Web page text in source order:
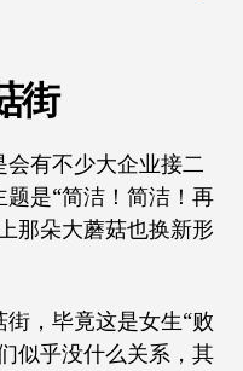
背
后
看
展
策
街
有不少大企业接二
是“简洁！简洁！再
那朵大蘑菇也换新形
，毕竟这是女生“败
似乎没什么关系，其